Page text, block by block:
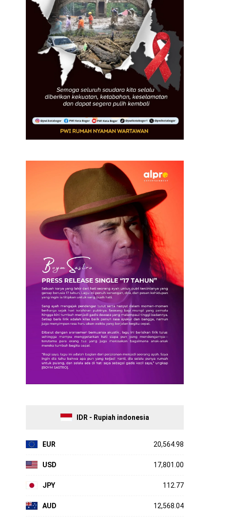
IDR - Rupiah indonesia
EUR 20,564.98
USD 17,801.00
JPY 112.77
AUD 12,568.04